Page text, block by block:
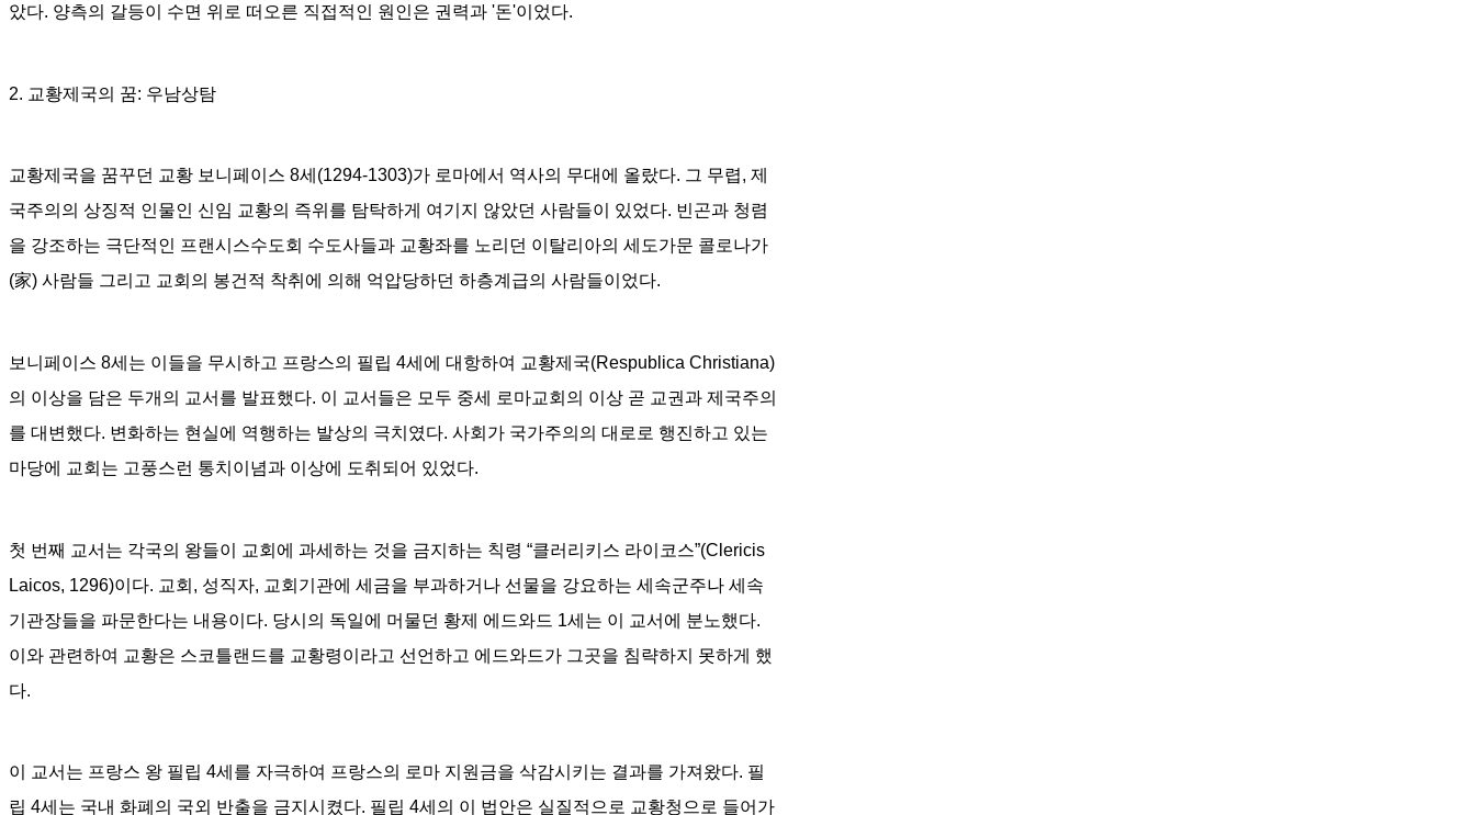
았다. 양측의 갈등이 수면 위로 떠오른 직접적인 원인은 권력과 '돈'이었다.
2. 교황제국의 꿈: 우남상탐
교황제국을 꿈꾸던 교황 보니페이스 8세 (1294-1303)가 로마에서 역사의 무대에 올랐다. 그 무렵, 제
국주의의 상징적 인물인 신임 교황의 즉위를 탐탁하게 여기지 않았던 사람들이 있었다. 빈곤과 청렴
을 강조하는 극단적인 프랜시스수도회 수도사들과 교황좌를 노리던 이탈리아의 세도가문 콜로나가
(家) 사람들 그리고 교회의 봉건적 착취에 의해 억압당하던 하층계급의 사람들이었다.
보니페이스 8세는 이들을 무시하고 프랑스의 필립 4세에 대항하여 교황제국(Respublica Christiana)
의 이상을 담은 두개의 교서를 발표했다. 이 교서들은 모두 중세 로마교회의 이상 곧 교권과 제국주의
를 대변했다. 변화하는 현실에 역행하는 발상의 극치였다. 사회가 국가주의의 대로로 행진하고 있는
마당에 교회는 고풍스런 통치이념과 이상에 도취되어 있었다.
첫 번째 교서는 각국의 왕들이 교회에 과세하는 것을 금지하는 칙령 “클러리키스 라이코스”(Clericis
Laicos, 1296)이다. 교회 , 성직자, 교회기관에 세금을 부과하거나 선물을 강요하는 세속군주나 세속
기관장들을 파문한다는 내용이다. 당시의 독일에 머물던 황제 에드와드 1세는 이 교서에 분노했다.
이와 관련하여 교황은 스코틀랜드를 교황령이라고 선언하고 에드와드가 그곳을 침략하지 못하게 했
다.
이 교서는 프랑스 왕 필립 4세를 자극하여 프랑스의 로마 지원금을 삭감시키는 결과를 가져왔다. 필
립 4세는 국내 화폐의 국외 반출을 금지시켰다. 필립 4세의 이 법안은 실질적으로 교황청으로 들어가